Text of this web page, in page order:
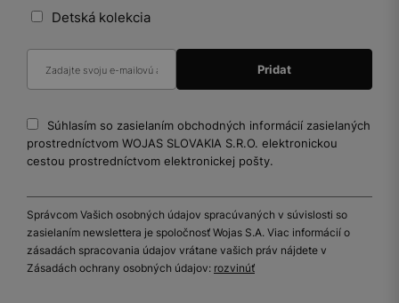
Detská kolekcia
Súhlasím so zasielaním obchodných informácií zasielaných
prostredníctvom WOJAS SLOVAKIA S.R.O. elektronickou
cestou prostredníctvom elektronickej pošty.
Správcom Vašich osobných údajov spracúvaných v súvislosti so
zasielaním newslettera je spoločnosť Wojas S.A. Viac informácií o
zásadách spracovania údajov vrátane vašich práv nájdete v
Zásadách ochrany osobných údajov: rozvinúť